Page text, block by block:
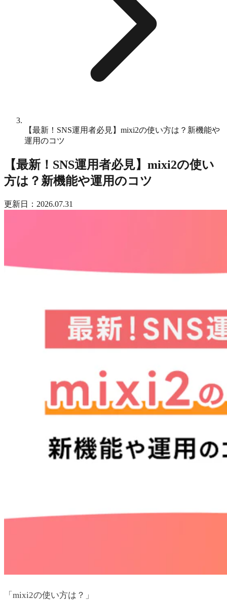
【最新！SNS運用者必見】mixi2の使い方は？新機能や
運用のコツ
【最新！SNS運用者必見】mixi2の使い
方は？新機能や運用のコツ
更新日：2026.07.31
「mixi2の使い方は？」